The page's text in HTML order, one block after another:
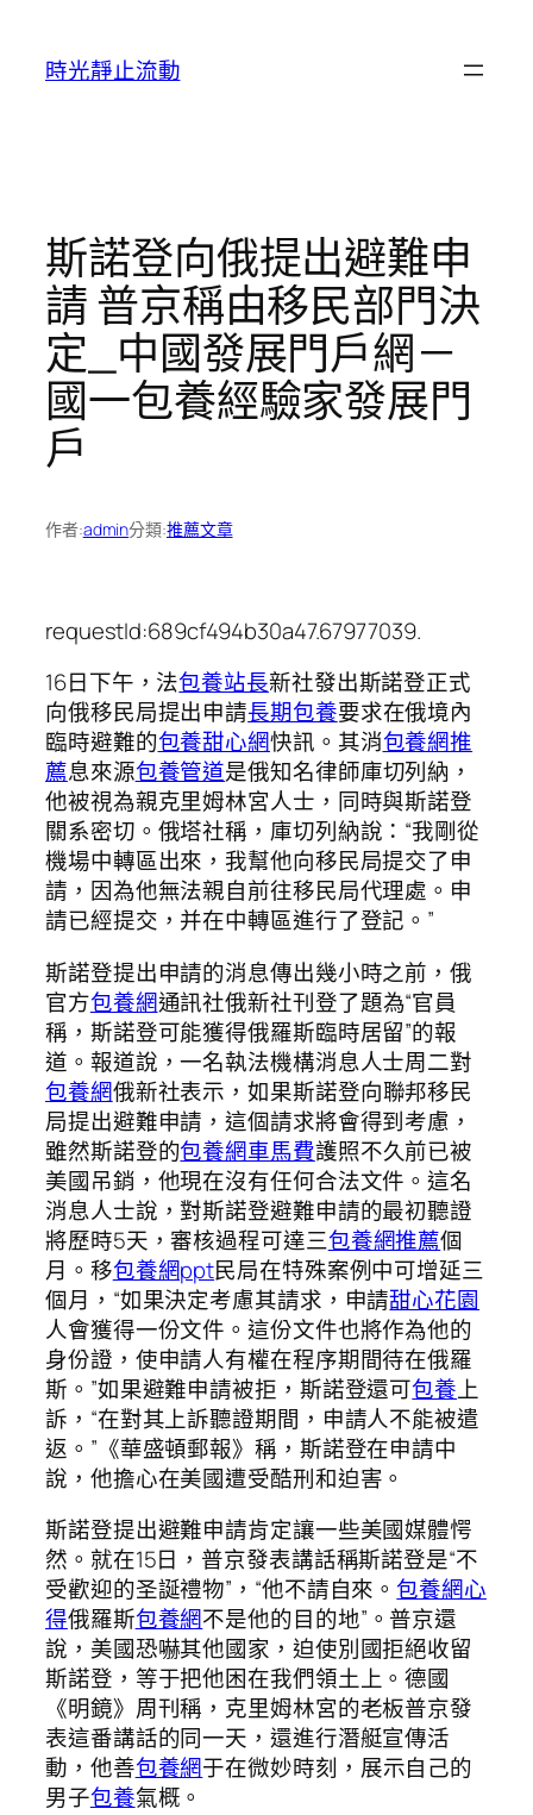
時光靜止流動
斯諾登向俄提出避難申
請 普京稱由移民部門決
定_中國發展門戶網－
國一包養經驗家發展門
戶
作者:admin分類:推薦文章
requestId:689cf494b30a47.67977039.
16日下午，法包養站長新社發出斯諾登正式
向俄移民局提出申請長期包養要求在俄境內
臨時避難的包養甜心網快訊。其消包養網推
薦息來源包養管道是俄知名律師庫切列納，
他被視為親克里姆林宮人士，同時與斯諾登
關系密切。俄塔社稱，庫切列納說：“我剛從
機場中轉區出來，我幫他向移民局提交了申
請，因為他無法親自前往移民局代理處。申
請已經提交，并在中轉區進行了登記。”
斯諾登提出申請的消息傳出幾小時之前，俄
官方包養網通訊社俄新社刊登了題為“官員
稱，斯諾登可能獲得俄羅斯臨時居留”的報
道。報道說，一名執法機構消息人士周二對
包養網俄新社表示，如果斯諾登向聯邦移民
局提出避難申請，這個請求將會得到考慮，
雖然斯諾登的包養網車馬費護照不久前已被
美國吊銷，他現在沒有任何合法文件。這名
消息人士說，對斯諾登避難申請的最初聽證
將歷時5天，審核過程可達三包養網推薦個
月。移包養網ppt民局在特殊案例中可增延三
個月，“如果決定考慮其請求，申請甜心花園
人會獲得一份文件。這份文件也將作為他的
身份證，使申請人有權在程序期間待在俄羅
斯。”如果避難申請被拒，斯諾登還可包養上
訴，“在對其上訴聽證期間，申請人不能被遣
返。”《華盛頓郵報》稱，斯諾登在申請中
說，他擔心在美國遭受酷刑和迫害。
斯諾登提出避難申請肯定讓一些美國媒體愕
然。就在15日，普京發表講話稱斯諾登是“不
受歡迎的圣誕禮物”，“他不請自來。包養網心
得俄羅斯包養網不是他的目的地”。普京還
說，美國恐嚇其他國家，迫使別國拒絕收留
斯諾登，等于把他困在我們領土上。德國
《明鏡》周刊稱，克里姆林宮的老板普京發
表這番講話的同一天，還進行潛艇宣傳活
動，他善包養網于在微妙時刻，展示自己的
男子包養氣概。